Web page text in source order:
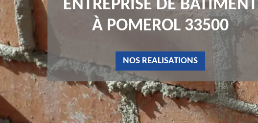
ENTREPRISE DE BATIMENT
À POMEROL 33500
NOS REALISATIONS